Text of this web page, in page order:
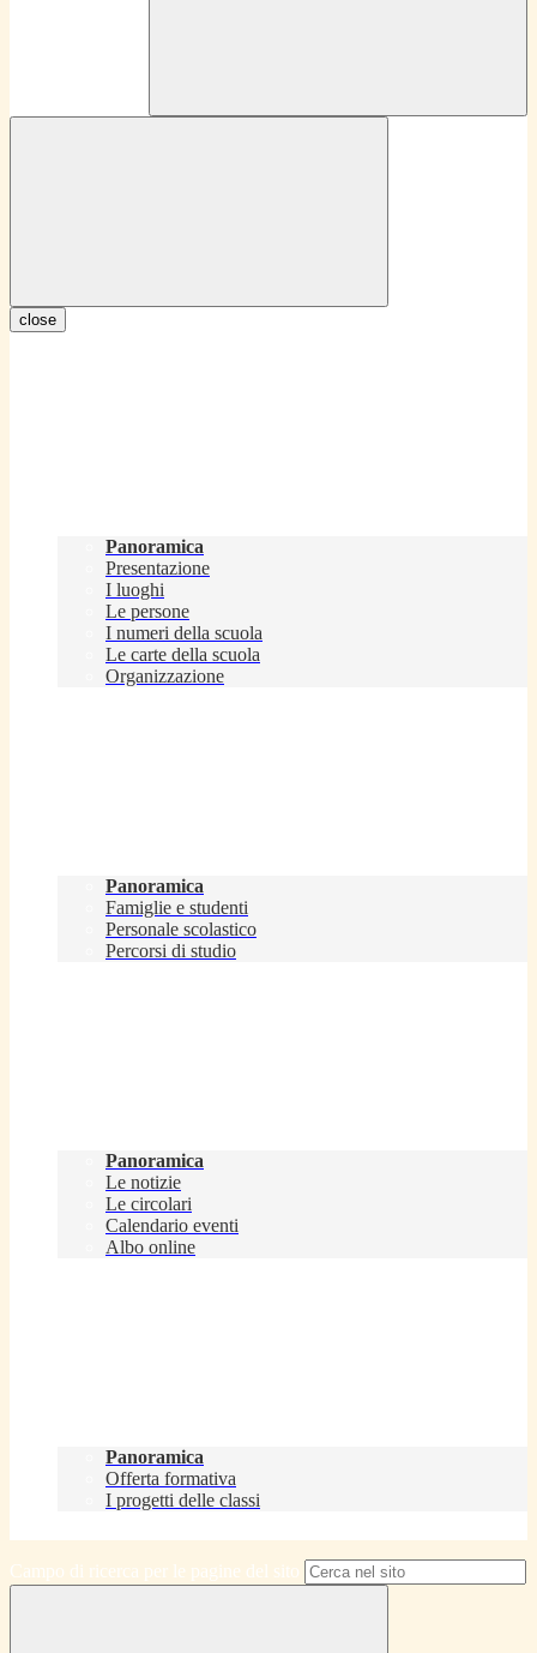
close
Panoramica
Presentazione
I luoghi
Le persone
I numeri della scuola
Le carte della scuola
Organizzazione
Panoramica
Famiglie e studenti
Personale scolastico
Percorsi di studio
Panoramica
Le notizie
Le circolari
Calendario eventi
Albo online
Panoramica
Offerta formativa
I progetti delle classi
Campo di ricerca per le pagine del sito